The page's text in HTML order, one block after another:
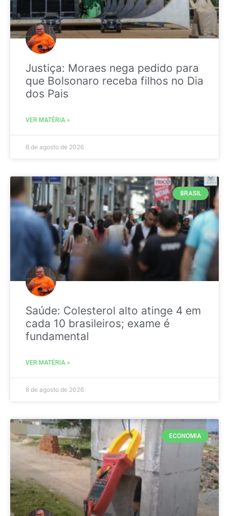
Justiça: Moraes nega pedido para
que Bolsonaro receba filhos no Dia
dos Pais
VER MATÉRIA »
8 de agosto de 2026
BRASIL
Saúde: Colesterol alto atinge 4 em
cada 10 brasileiros; exame é
fundamental
VER MATÉRIA »
8 de agosto de 2026
ECONOMIA